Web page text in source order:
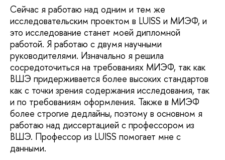
Сейчас я работаю над одним и тем же
исследовательским проектом в LUISS и МИЭФ, и
это исследование станет моей дипломной
работой. Я работаю с двумя научными
руководителями. Изначально я решила
сосредоточиться на требованиях МИЭФ, так как
ВШЭ придерживается более высоких стандартов
как с точки зрения содержания исследования, так
и по требованиям оформления. Также в МИЭФ
более строгие дедлайны, поэтому в основном я
работаю над диссертацией с профессором из
ВШЭ. Профессор из LUISS помогает мне с
данными.